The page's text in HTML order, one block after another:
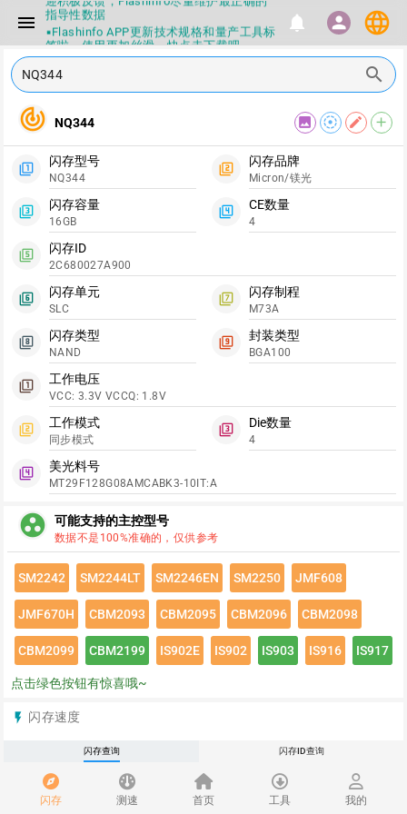
menu
指导性数据
▪Flashinfo APP更新技术规格和量产工具标
签啦，使用更加丝滑，快点击下载吧
▪兄弟们没事不要乱下载量产工具，过分了
下载服务会暂停一段时间才能恢复
▪Flashinfo提供的所有数据仅供参考，DIY
数据都不要100%相信，包括量产工具都不
一定可信的，因为数据都可以改，一定要有
正确的认知，不要随大流
▪如果发现数据有错误，或者存在误导，欢
迎积极反馈，Flashinfo尽量维护最正确的
指导性数据
▪Flashinfo APP更新技术规格和量产工具标
签啦，使用更加丝滑，快点击下载吧
notifications person language
闪存 测速 首页 工具 我的
search
track_changes NQ344 image filter_tilt_shift edit add
filter_1
闪存型号
NQ344
filter_2
闪存品牌
Micron/镁光
filter_3
闪存容量
16GB
filter_4
CE数量
4
filter_5
闪存ID
2C680027A900
filter_6
闪存单元
SLC
filter_7
闪存制程
M73A
filter_8
闪存类型
NAND
filter_9
封装类型
BGA100
filter_1
工作电压
VCC: 3.3V VCCQ: 1.8V
filter_2
工作模式
同步模式
filter_3
Die数量
4
filter_4
美光料号
MT29F128G08AMCABK3-10IT:A
group_work 可能支持的主控型号
数据不是100%准确的，仅供参考
SM2242 SM2244LT SM2246EN SM2250 JMF608
JMF670H CBM2093 CBM2095 CBM2096 CBM2098
CBM2099 CBM2199 IS902E IS902 IS903 IS916 IS917
点击绿色按钮有惊喜哦~
flash_on 闪存速度
推荐
闪存查询 闪存ID查询